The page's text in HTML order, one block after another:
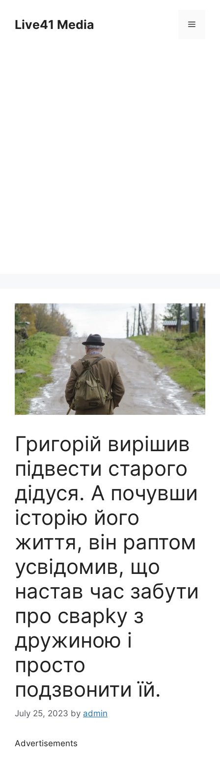
contentLive41 Media Menu
Григорій вирішив
підвести старого
дідуся. А почувши
історію його
життя, він раптом
усвідомив, що
настав час забути
про сварkу з
дружиною і
просто
подзвонити їй.
July 25, 2023 by admin
Advertisements